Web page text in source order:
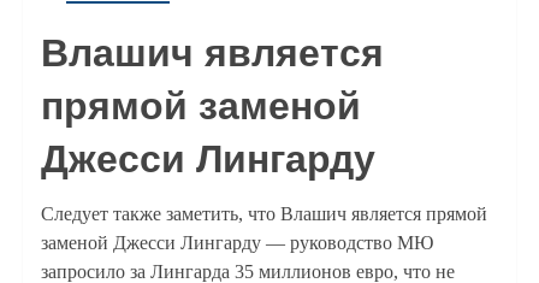
Влашич является
прямой заменой
Джесси Лингарду
Следует также заметить, что Влашич является прямой
заменой Джесси Лингарду — руководство МЮ
запросило за Лингарда 35 миллионов евро, что не